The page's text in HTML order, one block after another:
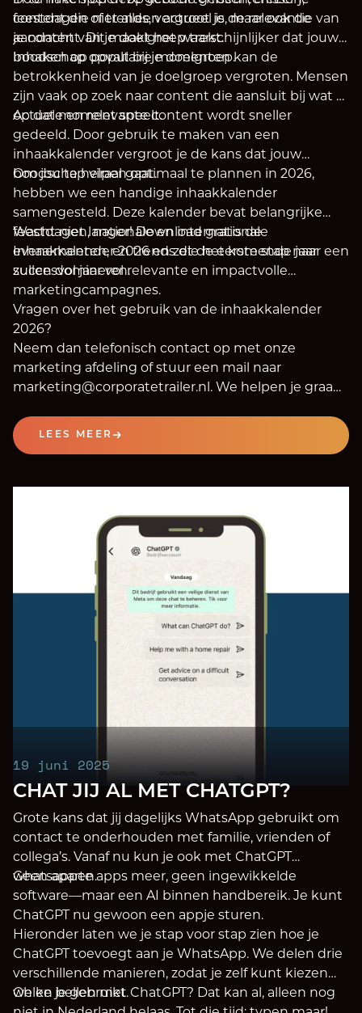
content die niet alleen actueel is, maar ook de
aandacht van je doelgroep trekt.
feestdagen of trends, vergroot je de relevantie van
je content. Dit maakt het waarschijnlijker dat jouw
boodschap opvalt bij je doelgroep.
Inhaken op populaire momenten kan de
betrokkenheid van je doelgroep vergroten. Mensen
zijn vaak op zoek naar content die aansluit bij wat er
op dat moment speelt.
Actuele en relevante content wordt sneller
gedeeld. Door gebruik te maken van een
inhaakkalender vergroot je de kans dat jouw
boodschap viraal gaat.
Om jou te helpen optimaal te plannen in 2026,
hebben we een handige inhaakkalender
samengesteld. Deze kalender bevat belangrijke
feestdagen, nationale en internationale
evenementen, en trends die het komende jaar
zullen domineren.
Wacht niet langer! Download gratis de
Inhaakkalender 2026 en zet de eerste stap naar een
succesvol jaar vol relevante en impactvolle
marketingcampagnes.
Vragen over het gebruik van de inhaakkalender
2026?
Neem dan telefonisch contact op met onze
marketing afdeling of stuur een mail naar
marketing@corporatetrailer.nl. We helpen je graag
staan klaar om al jouw vragen te beantwoorden!
LEES MEER
19 juni 2025
CHAT JIJ AL MET CHATGPT?
Grote kans dat jij dagelijks WhatsApp gebruikt om
contact te onderhouden met familie, vrienden of
collega’s. Vanaf nu kun je ook met ChatGPT
whatsappen.
Geen aparte apps meer, geen ingewikkelde
software—maar een AI binnen handbereik. Je kunt
ChatGPT nu gewoon een appje sturen.
Hieronder laten we je stap voor stap zien hoe je
ChatGPT toevoegt aan je WhatsApp. We delen drie
verschillende manieren, zodat je zelf kunt kiezen
welke je gebruikt.
Oh en bellen met ChatGPT? Dat kan al, alleen nog